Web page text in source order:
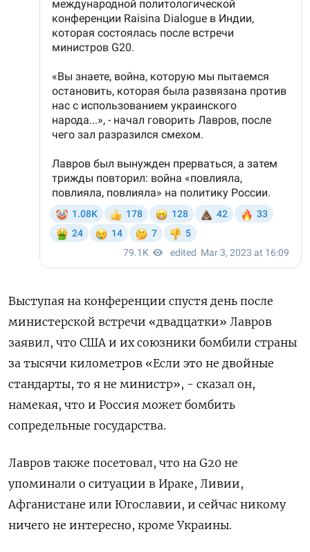
Выступая на конференции спустя день после
министерской встречи «двадцатки» Лавров
заявил, что США и их союзники бомбили страны
за тысячи километров «Если это не двойные
стандарты, то я не министр», - сказал он,
намекая, что и Россия может бомбить
сопредельные государства.
Лавров также посетовал, что на G20 не
упоминали о ситуации в Ираке, Ливии,
Афганистане или Югославии, и сейчас никому
ничего не интересно, кроме Украины.